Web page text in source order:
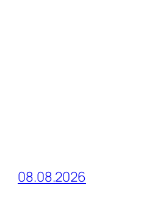
08.08.2026